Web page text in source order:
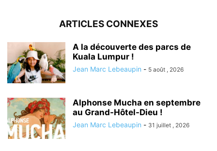
ARTICLES CONNEXES
A la découverte des parcs de
Kuala Lumpur !
Jean Marc Lebeaupin - 5 août , 2026
Alphonse Mucha en septembre
au Grand-Hôtel-Dieu !
Jean Marc Lebeaupin - 31 juillet , 2026